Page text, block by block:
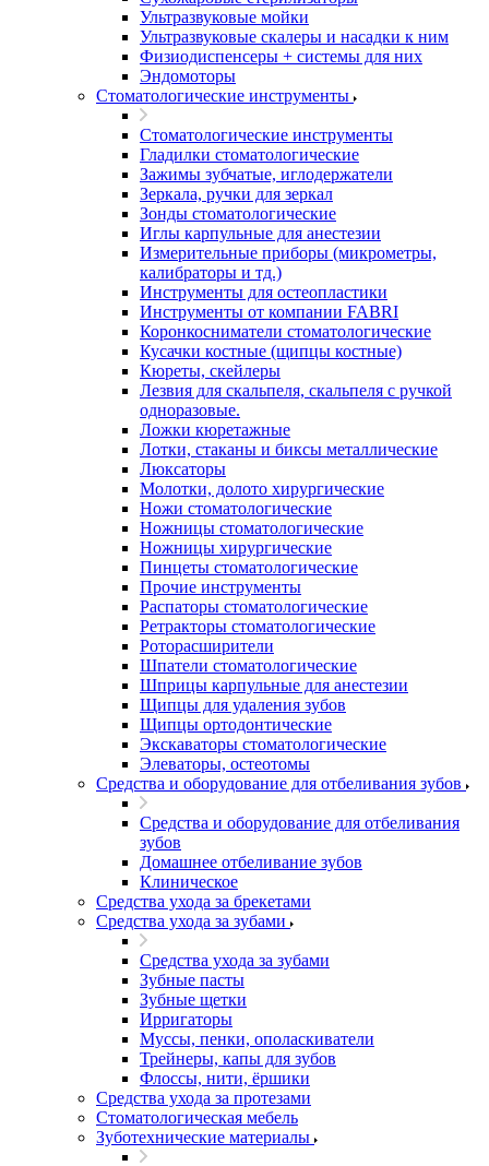
Ультразвуковые мойки
Ультразвуковые скалеры и насадки к ним
Физиодиспенсеры + системы для них
Эндомоторы
Стоматологические инструменты
Стоматологические инструменты
Гладилки стоматологические
Зажимы зубчатые, иглодержатели
Зеркала, ручки для зеркал
Зонды стоматологические
Иглы карпульные для анестезии
Измерительные приборы (микрометры,
калибраторы и тд.)
Инструменты для остеопластики
Инструменты от компании FABRI
Коронкосниматели стоматологические
Кусачки костные (щипцы костные)
Кюреты, скейлеры
Лезвия для скальпеля, скальпеля с ручкой
одноразовые.
Ложки кюретажные
Лотки, стаканы и биксы металлические
Люксаторы
Молотки, долото хирургические
Ножи стоматологические
Ножницы стоматологические
Ножницы хирургические
Пинцеты стоматологические
Прочие инструменты
Распаторы стоматологические
Ретракторы стоматологические
Роторасширители
Шпатели стоматологические
Шприцы карпульные для анестезии
Щипцы для удаления зубов
Щипцы ортодонтические
Экскаваторы стоматологические
Элеваторы, остеотомы
Средства и оборудование для отбеливания зубов
Средства и оборудование для отбеливания
зубов
Домашнее отбеливание зубов
Клиническое
Средства ухода за брекетами
Средства ухода за зубами
Средства ухода за зубами
Зубные пасты
Зубные щетки
Ирригаторы
Муссы, пенки, ополаскиватели
Трейнеры, капы для зубов
Флоссы, нити, ёршики
Средства ухода за протезами
Стоматологическая мебель
Зуботехнические материалы